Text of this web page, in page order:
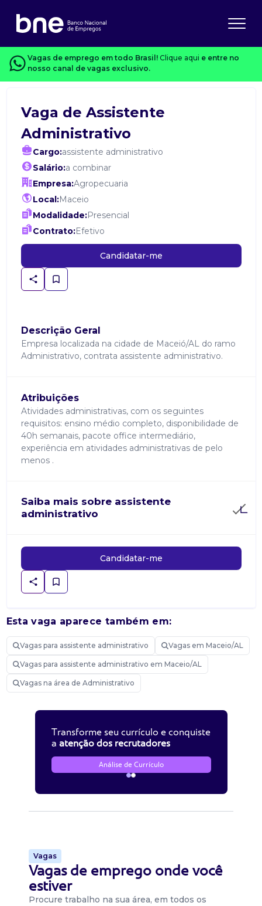
Vagas de emprego em todo Brasil! Clique aqui e entre no
nosso canal de vagas exclusivo.
Vaga de Assistente
Administrativo
Cargo:assistente administrativo
Salário:a combinar
Empresa:Agropecuaria
Local:Maceio
Modalidade:Presencial
Contrato:Efetivo
Candidatar-me
Descrição Geral
Empresa localizada na cidade de Maceió/AL do ramo
Administrativo, contrata assistente administrativo.
Atribuições
Atividades administrativas, com os seguintes
requisitos: ensino médio completo, disponibilidade de
40h semanais, pacote office intermediário,
experiência em atividades administrativas de pelo
menos .
Saiba mais sobre assistente
administrativo
Candidatar-me
Esta vaga aparece também em:
Vagas para assistente administrativo Vagas em Maceio/AL
Vagas para assistente administrativo em Maceio/AL
Vagas na área de Administrativo
Transforme seu currículo e conquiste
a atenção dos recrutadores
Análise de Currículo
Vagas
Vagas de emprego onde você
estiver
Procure trabalho na sua área, em todos os